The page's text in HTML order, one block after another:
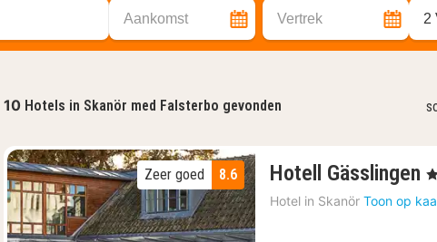
Aankomst Vertrek 2
10 Hotels in Skanör med Falsterbo gevonden
8.6
Zeer goed Hotell Gässlingen 1
,
Hotel in Skanör Toon op